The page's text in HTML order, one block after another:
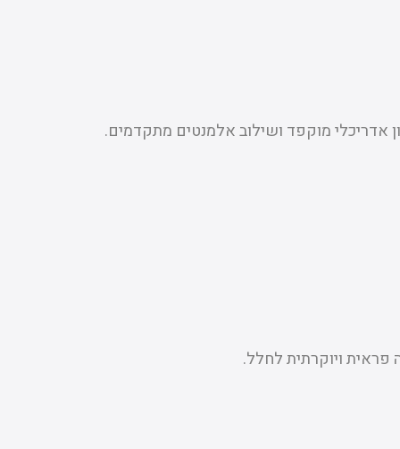
אדריכלי מוקפד ושילוב אלמנטים מתקדמים.
פראית ויוקרתית לחלל.